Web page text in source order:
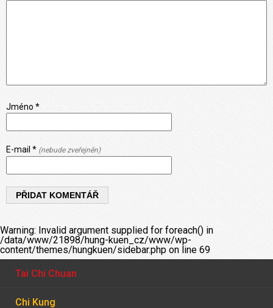
Jméno *
E-mail * (nebude zveřejněn)
Warning: Invalid argument supplied for foreach() in
/data/www/21898/hung-kuen_cz/www/wp-
content/themes/hungkuen/sidebar.php on line 69
Tai Chi Chuan
Chi Kung